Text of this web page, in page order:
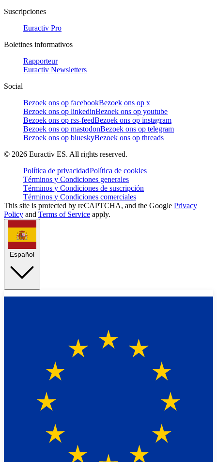
Suscripciones
Euractiv Pro
Boletines informativos
Rapporteur
Euractiv Newsletters
Social
Bezoek ons op facebookBezoek ons op x
Bezoek ons op linkedinBezoek ons op youtube
Bezoek ons op rss-feedBezoek ons op instagram
Bezoek ons op mastodonBezoek ons op telegram
Bezoek ons op blueskyBezoek ons op threads
© 2026 Euractiv ES. All rights reserved.
Política de privacidadPolítica de cookies
Términos y Condiciones generales
Términos y Condiciones de suscripción
Términos y Condiciones comerciales
This site is protected by reCAPTCHA, and the Google Privacy
Policy and Terms of Service apply.
Español